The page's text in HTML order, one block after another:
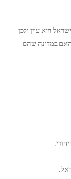
הוא עוין ולכן
האם במדינה שהם